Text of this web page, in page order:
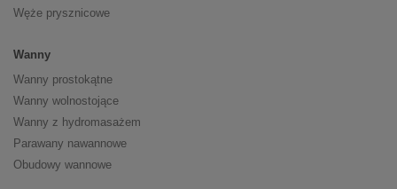
Węże prysznicowe
Wanny
Wanny prostokątne
Wanny wolnostojące
Wanny z hydromasażem
Parawany nawannowe
Obudowy wannowe